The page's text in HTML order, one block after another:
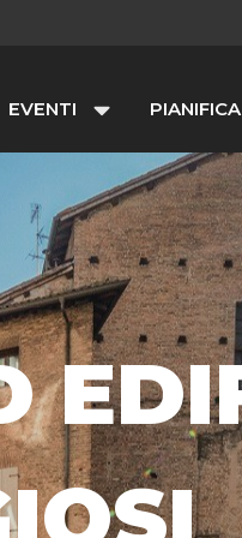
EVENTI